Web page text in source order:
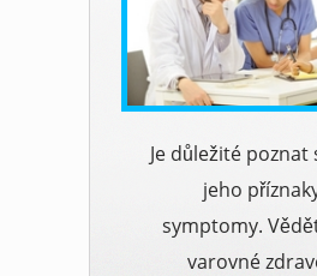
Je důležité poznat
jeho
symptomy.
varovné